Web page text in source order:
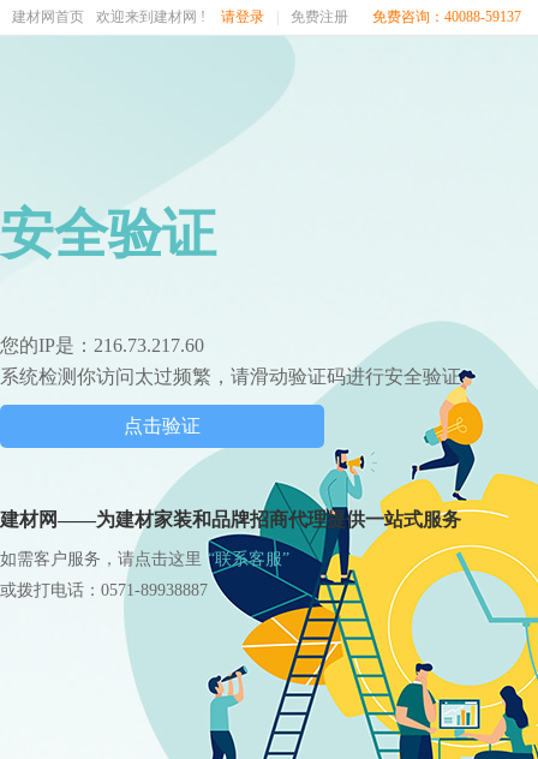
建材网首页 欢迎来到建材网 ! 请登录 免费注册 免费咨询：40088-59137
安全验证
您的IP是：216.73.217.60
系统检测你访问太过频繁，请滑动验证码进行安全验证
点击验证
建材网——为建材家装和品牌招商代理提供一站式服务
如需客户服务，请点击这里 “联系客服”
或拨打电话：0571-89938887